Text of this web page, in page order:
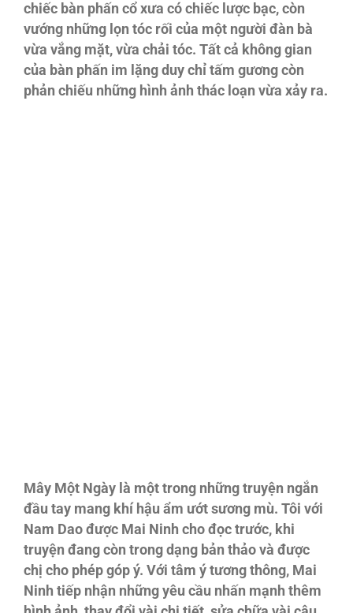
chiếc bàn phấn cổ xưa có chiếc lược bạc, còn
vướng những lọn tóc rối của một người đàn bà
vừa vắng mặt, vừa chải tóc. Tất cả không gian
của bàn phấn im lặng duy chỉ tấm gương còn
phản chiếu những hình ảnh thác loạn vừa xảy ra.
Mây Một Ngày là một trong những truyện ngắn
đầu tay mang khí hậu ẩm ướt sương mù. Tôi với
Nam Dao được Mai Ninh cho đọc trước, khi
truyện đang còn trong dạng bản thảo và được
chị cho phép góp ý. Với tâm ý tương thông, Mai
Ninh tiếp nhận những yêu cầu nhấn mạnh thêm